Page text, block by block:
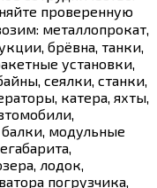
проверенную
металлопрокат,
брёвна, танки,
установки,
сеялки, станки,
катера, яхты,
модульные
лодок,
погрузчика,